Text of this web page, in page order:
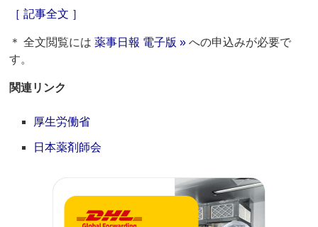
［ 記事全文 ］
＊ 全文閲覧には薬事日報 電子版 » への申込みが必要で
す。
関連リンク
厚生労働省
日本薬剤師会